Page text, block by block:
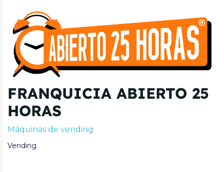
FRANQUICIA ABIERTO 25
HORAS
Máquinas de vending
Vending